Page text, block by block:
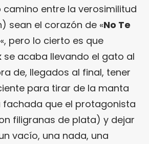
camino entre la verosimilitud
sean el corazón de «No Te
«, pero lo cierto es que
se acaba llevando el gato al
de, llegados al final, tener
para tirar de la manta
fachada que el protagonista
filigranas de plata) y dejar
vacío, una nada, una